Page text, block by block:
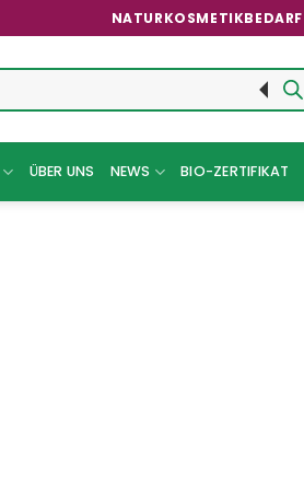
ÜBER UNS NEWS BIO-ZERTIFIKAT